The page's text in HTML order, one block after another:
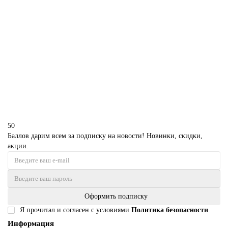
50
Баллов дарим всем за подписку на новости! Новинки, скидки,
акции.
Оформить подписку
Я прочитал и согласен с условиями Политика безопасности
Информация